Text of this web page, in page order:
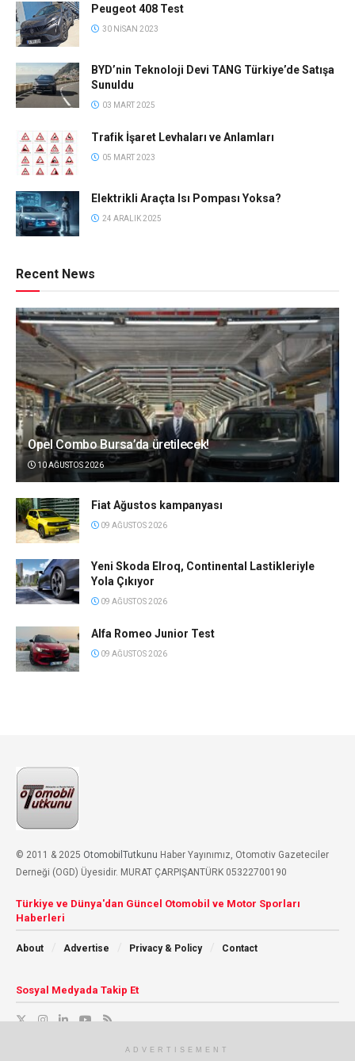
Peugeot 408 Test
30 NISAN 2023
BYD’nin Teknoloji Devi TANG Türkiye’de Satışa
Sunuldu
03 MART 2025
Trafik İşaret Levhaları ve Anlamları
05 MART 2023
Elektrikli Araçta Isı Pompası Yoksa?
24 ARALIK 2025
Recent News
Opel Combo Bursa’da üretilecek!
10 AĞUSTOS 2026
Fiat Ağustos kampanyası
09 AĞUSTOS 2026
Yeni Skoda Elroq, Continental Lastikleriyle
Yola Çıkıyor
09 AĞUSTOS 2026
Alfa Romeo Junior Test
09 AĞUSTOS 2026
© 2011 & 2025 OtomobilTutkunu Haber Yayınımız, Otomotiv Gazeteciler
Derneği (OGD) Üyesidir. MURAT ÇARPIŞANTÜRK 05322700190
Türkiye ve Dünya'dan Güncel Otomobil ve Motor Sporları
Haberleri
About Advertise Privacy & Policy Contact
Sosyal Medyada Takip Et
ADVERTISEMENT